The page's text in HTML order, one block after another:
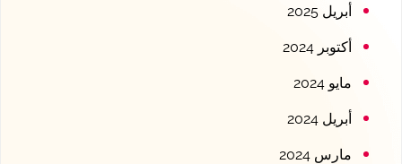
أبريل 2025
أكتوبر 2024
مايو 2024
أبريل 2024
مارس 2024